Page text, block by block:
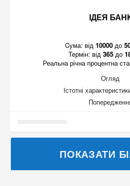
ІДЕЯ
Cума: від 10000до
Термін: від 365до
Реальна річна процентна
Огляд
Істотні
ПОКАЗАТИ